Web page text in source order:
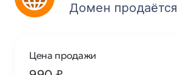
Домен продаётся
Цена продажи